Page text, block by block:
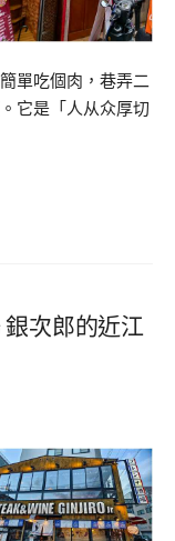
單吃個肉，巷弄二
它是「人从众厚切
次郎的近江